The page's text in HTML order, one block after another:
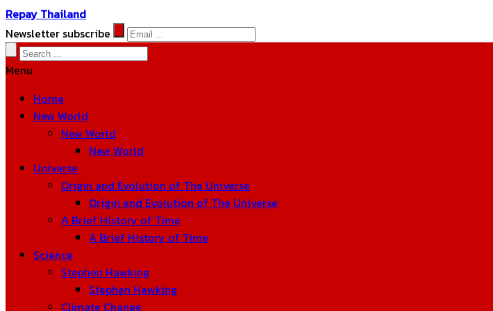
Repay Thailand
Newsletter subscribe
Menu
Home
New World
New World
New World
Universe
Origin and Evolution of The Universe
Origin and Evolution of The Universe
A Brief History of Time
A Brief History of Time
Science
Stephen Hawking
Stephen Hawking
Climate Change